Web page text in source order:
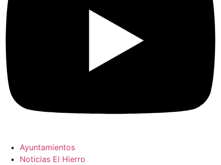
Ayuntamientos
Noticias El Hierro